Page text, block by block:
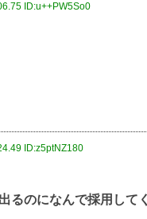
ID:u++PW5So0
ID:z5ptNZ180
るのになんで採用して